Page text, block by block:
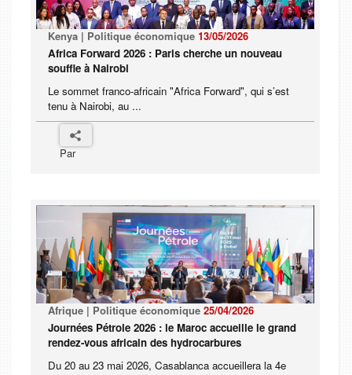
Kenya | Politique économique 13/05/2026
Africa Forward 2026 : Paris cherche un nouveau
souffle à Nairobi
Le sommet franco-africain "Africa Forward", qui s’est
tenu à Nairobi, au ...
Par
Afrique | Politique économique 25/04/2026
Journées Pétrole 2026 : le Maroc accueille le grand
rendez-vous africain des hydrocarbures
Du 20 au 23 mai 2026, Casablanca accueillera la 4e